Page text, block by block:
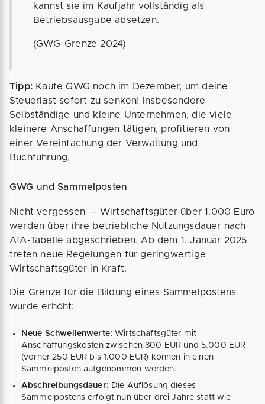
kannst sie im Kaufjahr vollständig als
Betriebsausgabe absetzen.
(GWG-Grenze 2024)
Tipp: Kaufe GWG noch im Dezember, um deine
Steuerlast sofort zu senken! Insbesondere
Selbständige und kleine Unternehmen, die viele
kleinere Anschaffungen tätigen, profitieren von
einer Vereinfachung der Verwaltung und
Buchführung,
GWG und Sammelposten
Nicht vergessen – Wirtschaftsgüter über 1.000 Euro
werden über ihre betriebliche Nutzungsdauer nach
AfA-Tabelle abgeschrieben. Ab dem 1. Januar 2025
treten neue Regelungen für geringwertige
Wirtschaftsgüter in Kraft.
Die Grenze für die Bildung eines Sammelpostens
wurde erhöht:
Neue Schwellenwerte:Wirtschaftsgüter mit
Anschaffungskosten zwischen 800 EUR und 5.000 EUR
(vorher 250 EUR bis 1.000 EUR) können in einen
Sammelposten aufgenommen werden.
Abschreibungsdauer: Die Auflösung dieses
Sammelpostens erfolgt nun über drei Jahre statt wie